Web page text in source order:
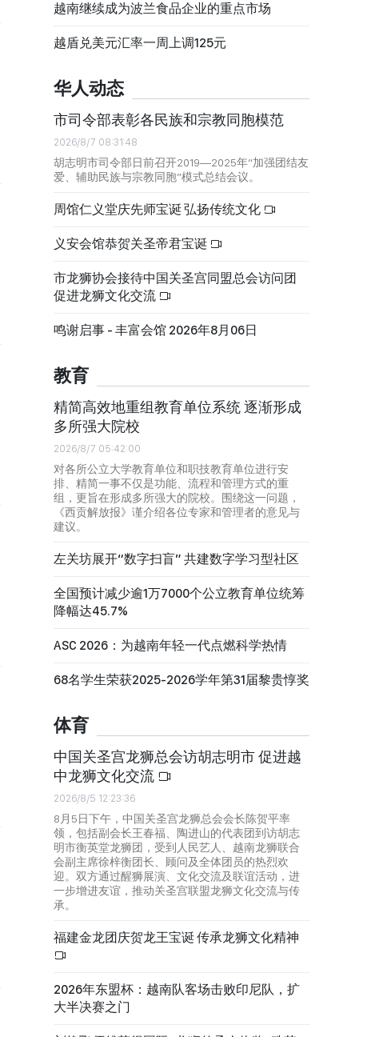
越南继续成为波兰食品企业的重点市场
越盾兑美元汇率一周上调125元
华人动态
市司令部表彰各民族和宗教同胞模范
2026/8/7 08:31:48
胡志明市司令部日前召开2019—2025年“加强团结友
爱、辅助民族与宗教同胞”模式总结会议。
周馆仁义堂庆先师宝诞 弘扬传统文化
义安会馆恭贺关圣帝君宝诞
市龙狮协会接待中国关圣宫同盟总会访问团
促进龙狮文化交流
鸣谢启事 - 丰富会馆 2026年8月06日
教育
精简高效地重组教育单位系统 逐渐形成
多所强大院校
2026/8/7 05:42:00
对各所公立大学教育单位和职技教育单位进行安
排、精简一事不仅是功能、流程和管理方式的重
组，更旨在形成多所强大的院校。围绕这一问题，
《西贡解放报》谨介绍各位专家和管理者的意见与
建议。
左关坊展开“数字扫盲” 共建数字学习型社区
全国预计减少逾1万7000个公立教育单位统筹
降幅达45.7%
ASC 2026：为越南年轻一代点燃科学热情
68名学生荣获2025-2026学年第31届黎贵惇奖
体育
中国关圣宫龙狮总会访胡志明市 促进越
中龙狮文化交流
2026/8/5 12:23:36
8月5日下午，中国关圣宫龙狮总会会长陈贺平率
领，包括副会长王春福、陶进山的代表团到访胡志
明市衡英堂龙狮团，受到人民艺人、越南龙狮联合
会副主席徐梓衡团长、顾问及全体团员的热烈欢
迎。双方通过醒狮展演、文化交流及联谊活动，进
一步增进友谊，推动关圣宫联盟龙狮文化交流与传
承。
福建金龙团庆贺龙王宝诞 传承龙狮文化精神
2026年东盟杯：越南队客场击败印尼队，扩
大半决赛之门